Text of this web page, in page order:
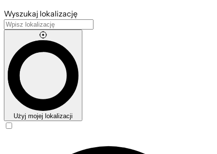
Wyszukaj lokalizację
Użyj mojej lokalizacji